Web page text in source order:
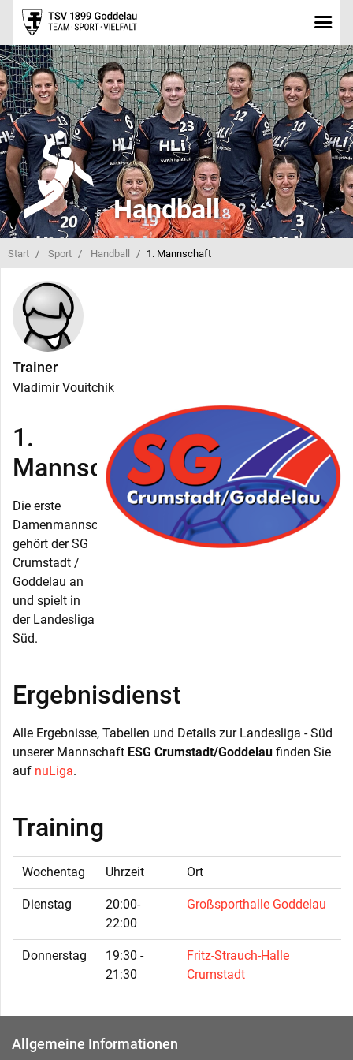
Handball
Start Sport Handball 1. Mannschaft
Trainer
Vladimir Vouitchik
1.
Mannschaft
Die erste
Damenmannschaft
gehört der SG
Crumstadt /
Goddelau an
und spielt in
der Landesliga
Süd.
Ergebnisdienst
Alle Ergebnisse, Tabellen und Details zur Landesliga - Süd
unserer Mannschaft ESG Crumstadt/Goddelau finden Sie
auf nuLiga.
Training
Wochentag Uhrzeit Ort
Dienstag
20:00-
22:00
Großsporthalle Goddelau
Donnerstag
19:30 -
21:30
Fritz-Strauch-Halle
Crumstadt
Allgemeine Informationen